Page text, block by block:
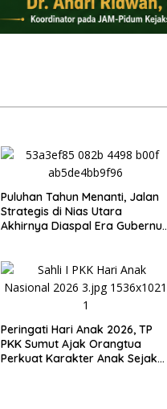
Puluhan Tahun Menanti, Jalan
Strategis di Nias Utara
Akhirnya Diaspal Era Gubernur
Peringati Hari Anak 2026, TP
PKK Sumut Ajak Orangtua
Perkuat Karakter Anak Sejak